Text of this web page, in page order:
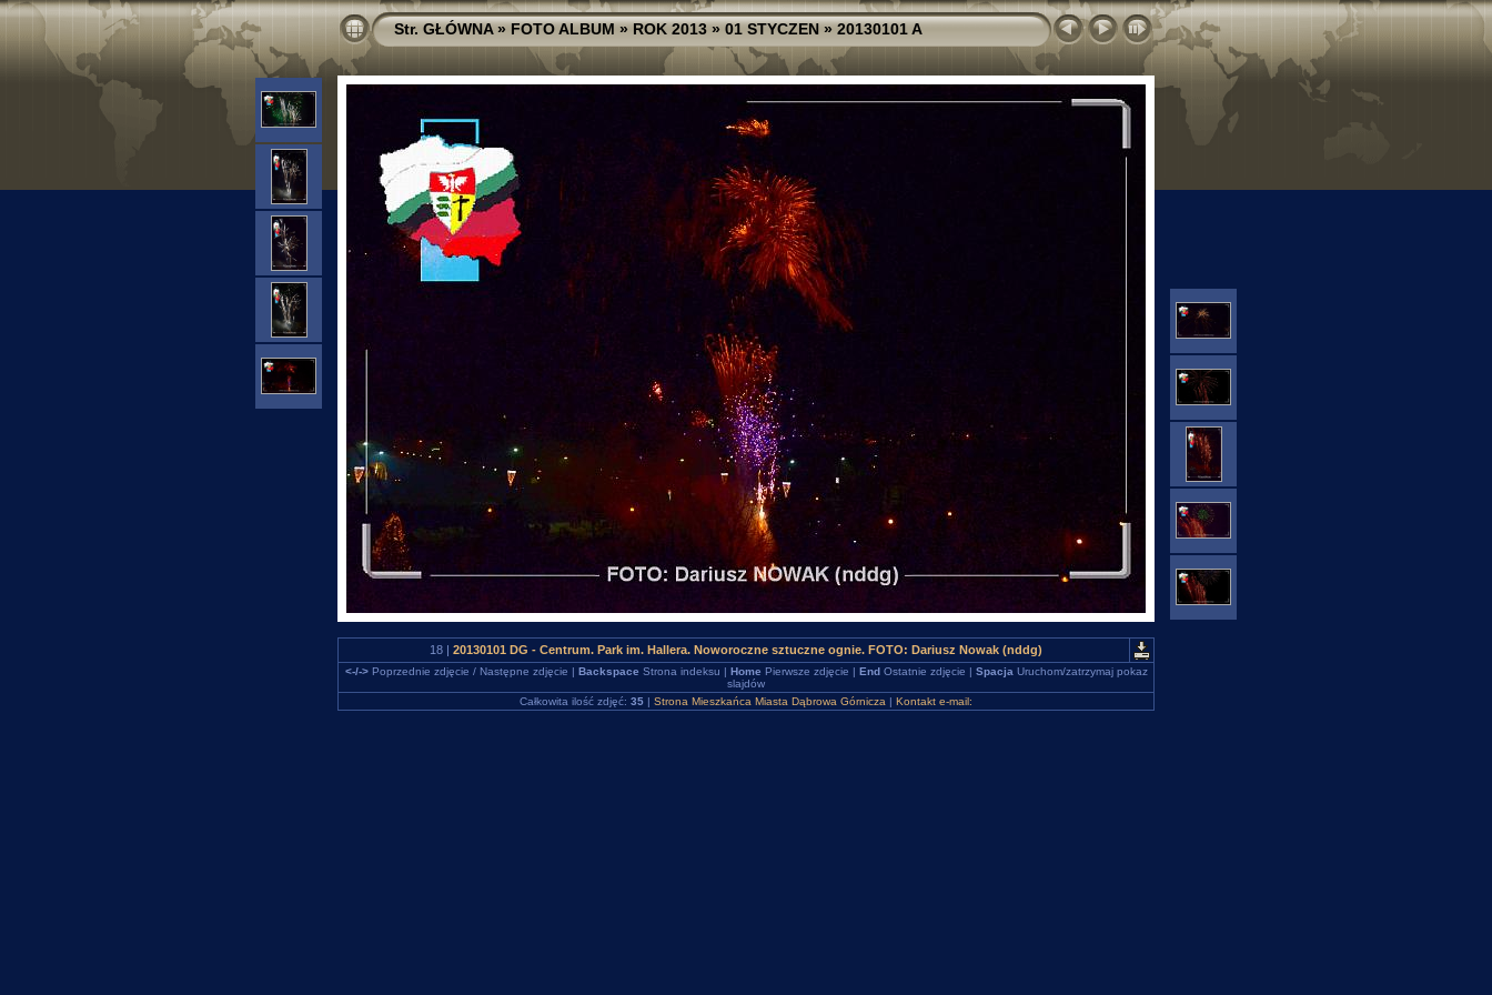
Str. GŁÓWNA»FOTO ALBUM»ROK 2013»01 STYCZEN»20130101 A
18 | 20130101 DG - Centrum. Park im. Hallera. Noworoczne sztuczne ognie. FOTO: Dariusz Nowak (nddg)
<-/->Poprzednie zdjęcie / Następne zdjęcie | Backspace Strona indeksu | Home Pierwsze zdjęcie | EndOstatnie zdjęcie | Spacja Uruchom/zatrzymaj pokaz
slajdów
Całkowita ilość zdjęć: 35 | Strona Mieszkańca Miasta Dąbrowa Górnicza | Kontakt e-mail: